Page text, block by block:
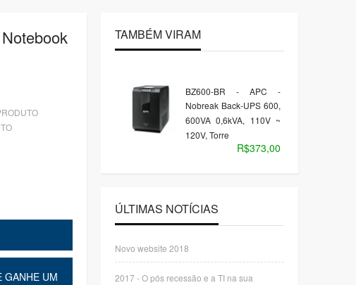
GANHE UM
TAMBÉM VIRAM
BZ600-BR - APC -
Nobreak Back-UPS 600,
600VA 0,6kVA, 110V ~
120V, Torre
R$373,00
ÚLTIMAS NOTÍCIAS
Novo website 2018
2017 - O pós recessão e a TI na sua